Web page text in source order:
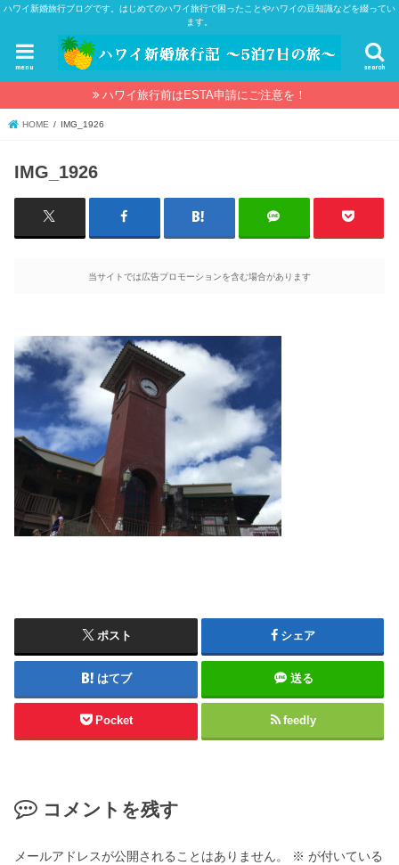
ハワイ新婚旅行ブログです。はじめてのハワイ旅行で困ったことやハワイの豆知識などを綴ってい
ます。
search
menu
ハワイ旅行前はESTA申請にご注意を！
HOME IMG_1926
IMG_1926
当サイトでは広告プロモーションを含む場合があります
ポスト シェア
はてブ 送る
Pocket feedly
コメントを残す
メールアドレスが公開されることはありません。 ※ が付いている